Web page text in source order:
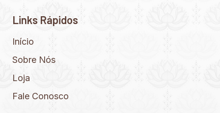
Links Rápidos
Início
Sobre Nós
Loja
Fale Conosco